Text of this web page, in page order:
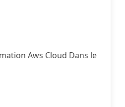
Aws Cloud Dans le